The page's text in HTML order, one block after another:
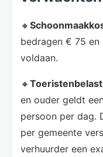
🔸
bedragen € 75
voldaan.
🔸
en ouder geldt
persoon per dag.
per gemeente
verhuurder een